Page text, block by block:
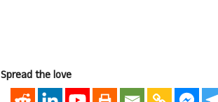
Spread the love